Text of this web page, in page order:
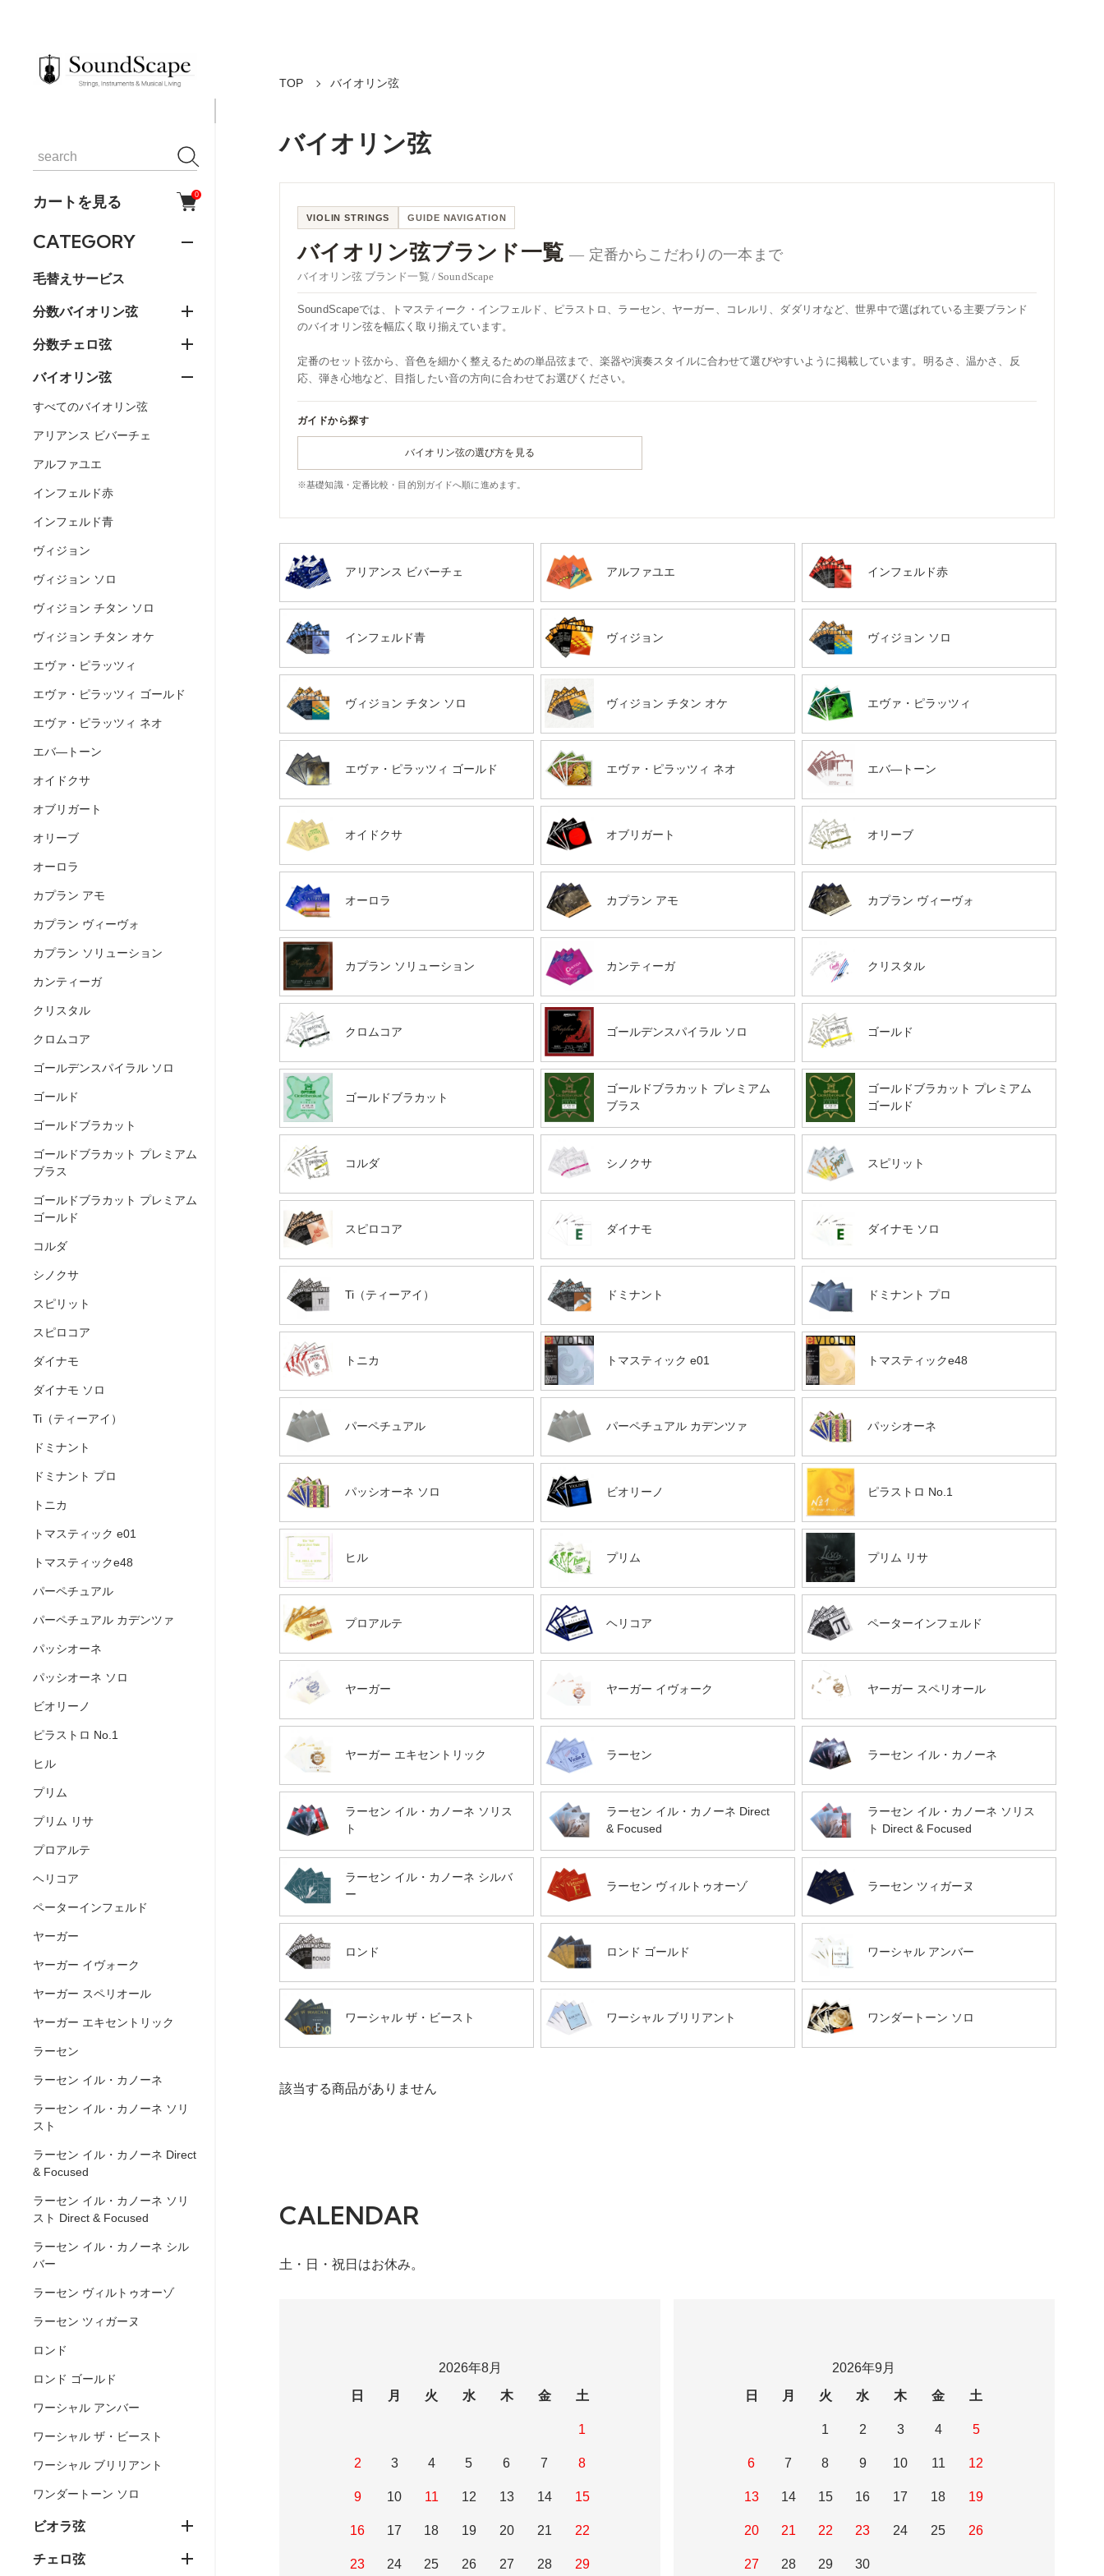
カートを見る 0
CATEGORY
毛替えサービス
分数バイオリン弦
分数チェロ弦
バイオリン弦
すべてのバイオリン弦
アリアンス ビバーチェ
アルファユエ
インフェルド赤
インフェルド青
ヴィジョン
ヴィジョン ソロ
ヴィジョン チタン ソロ
ヴィジョン チタン オケ
エヴァ・ピラッツィ
エヴァ・ピラッツィ ゴールド
エヴァ・ピラッツィ ネオ
エバ―トーン
オイドクサ
オブリガート
オリーブ
オーロラ
カプラン アモ
カプラン ヴィーヴォ
カプラン ソリューション
カンティーガ
クリスタル
クロムコア
ゴールデンスパイラル ソロ
ゴールド
ゴールドブラカット
ゴールドブラカット プレミアム
ブラス
ゴールドブラカット プレミアム
ゴールド
コルダ
シノクサ
スピリット
スピロコア
ダイナモ
ダイナモ ソロ
Ti（ティーアイ）
ドミナント
ドミナント プロ
トニカ
トマスティック e01
トマスティックe48
パーペチュアル
パーペチュアル カデンツァ
パッシオーネ
パッシオーネ ソロ
ビオリーノ
ピラストロ No.1
ヒル
プリム
プリム リサ
プロアルテ
ヘリコア
ペーターインフェルド
ヤーガー
ヤーガー イヴォーク
ヤーガー スペリオール
ヤーガー エキセントリック
ラーセン
ラーセン イル・カノーネ
ラーセン イル・カノーネ ソリ
スト
ラーセン イル・カノーネ Direct
& Focused
ラーセン イル・カノーネ ソリ
スト Direct & Focused
ラーセン イル・カノーネ シル
バー
ラーセン ヴィルトゥオーゾ
ラーセン ツィガーヌ
ロンド
ロンド ゴールド
ワーシャル アンバー
ワーシャル ザ・ビースト
ワーシャル ブリリアント
ワンダートーン ソロ
ビオラ弦
チェロ弦
TOP バイオリン弦
バイオリン弦
VIOLIN STRINGS GUIDE NAVIGATION
バイオリン弦ブランド一覧― 定番からこだわりの一本まで
バイオリン弦 ブランド一覧 / SoundScape
SoundScapeでは、トマスティーク・インフェルド、ピラストロ、ラーセン、ヤーガー、コレルリ、ダダリオなど、世界中で選ばれている主要ブランド
のバイオリン弦を幅広く取り揃えています。
定番のセット弦から、音色を細かく整えるための単品弦まで、楽器や演奏スタイルに合わせて選びやすいように掲載しています。明るさ、温かさ、反
応、弾き心地など、目指したい音の方向に合わせてお選びください。
ガイドから探す
バイオリン弦の選び方を見る
※基礎知識・定番比較・目的別ガイドへ順に進めます。
アリアンス ビバーチェ アルファユエ インフェルド赤
インフェルド青 ヴィジョン ヴィジョン ソロ
ヴィジョン チタン ソロ ヴィジョン チタン オケ エヴァ・ピラッツィ
エヴァ・ピラッツィ ゴールド エヴァ・ピラッツィ ネオ エバ―トーン
オイドクサ オブリガート オリーブ
オーロラ カプラン アモ カプラン ヴィーヴォ
カプラン ソリューション カンティーガ クリスタル
クロムコア ゴールデンスパイラル ソロ ゴールド
ゴールドブラカット
ゴールドブラカット プレミアム
ブラス
ゴールドブラカット プレミアム
ゴールド
コルダ シノクサ スピリット
スピロコア ダイナモ ダイナモ ソロ
Ti（ティーアイ） ドミナント ドミナント プロ
トニカ トマスティック e01 トマスティックe48
パーペチュアル パーペチュアル カデンツァ パッシオーネ
パッシオーネ ソロ ビオリーノ ピラストロ No.1
ヒル プリム プリム リサ
プロアルテ ヘリコア ペーターインフェルド
ヤーガー ヤーガー イヴォーク ヤーガー スペリオール
ヤーガー エキセントリック ラーセン ラーセン イル・カノーネ
ラーセン イル・カノーネ ソリス
ト
ラーセン イル・カノーネ Direct
& Focused
ラーセン イル・カノーネ ソリス
ト Direct & Focused
ラーセン イル・カノーネ シルバ
ー
ラーセン ヴィルトゥオーゾ ラーセン ツィガーヌ
ロンド ロンド ゴールド ワーシャル アンバー
ワーシャル ザ・ビースト ワーシャル ブリリアント ワンダートーン ソロ
該当する商品がありません
CALENDAR
土・日・祝日はお休み。
2026年8月
日
月 火 水 木 金 土
1
2 3 4 5 6 7 8
9 10 11 12 13 14 15
16 17 18 19 20 21 22
23 24 25 26 27 28 29
2026年9月
日
月 火 水 木 金 土
1 2 3 4 5
6 7 8 9 10 11 12
13 14 15 16 17 18 19
20 21 22 23 24 25 26
27 28 29 30